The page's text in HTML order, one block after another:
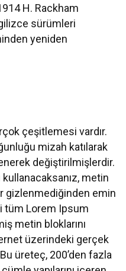
H. Rackham
sürümleri
yeniden
çeşitlemesi vardır.
mizah katılarak
değiştirilmişlerdir.
metin
gizlenmediğinden emin
tüm Lorem Ipsum
metin bloklarını
üzerindeki gerçek
üreteç, 200’den fazla